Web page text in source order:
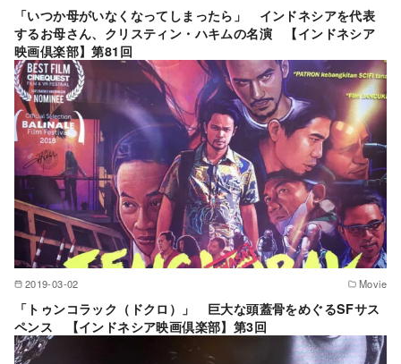
「いつか母がいなくなってしまったら」 インドネシアを代表
するお母さん、クリスティン・ハキムの名演 【インドネシア
映画倶楽部】第81回
2019-03-02 Movie
「トゥンコラック（ドクロ）」 巨大な頭蓋骨をめぐるSFサス
ペンス 【インドネシア映画倶楽部】第3回